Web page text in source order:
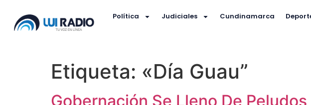
Política Judiciales Cundinamarca
Etiqueta: «Día Guau”
Gobernación Se Lleno De